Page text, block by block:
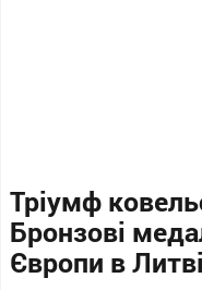
Тріумф
Бронзові
Європи в